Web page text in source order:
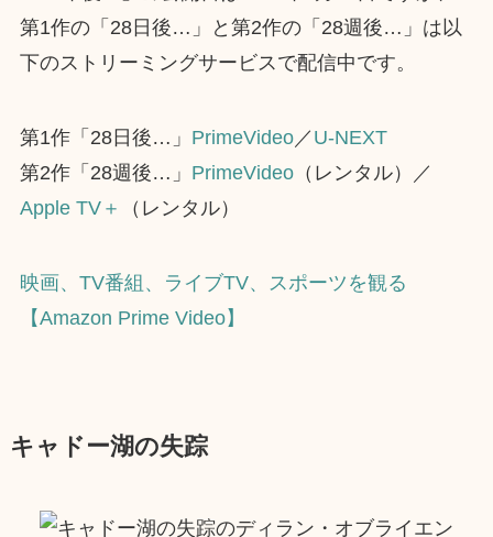
第1作の「28日後…」と第2作の「28週後…」は以
下のストリーミングサービスで配信中です。
第1作「28日後…」 PrimeVideo／ U-NEXT
第2作「28週後…」 PrimeVideo（レンタル）／
Apple TV＋
（レンタル）
映画、TV番組、ライブTV、スポーツを観る
【Amazon Prime Video】
キャドー湖の失踪